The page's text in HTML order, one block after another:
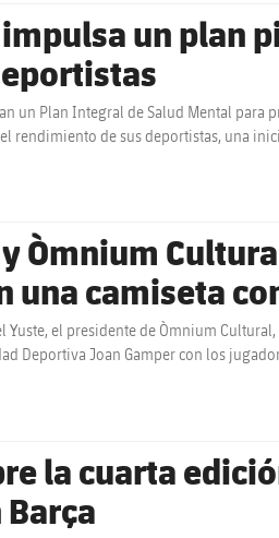
impulsa un plan
un Plan Integral de Salud Mental para
rendimiento de sus deportistas, una
y Òmnium
una camiseta
Yuste, el presidente de Òmnium
Deportiva Joan Gamper con los
y promoción del catalán.
la cuarta